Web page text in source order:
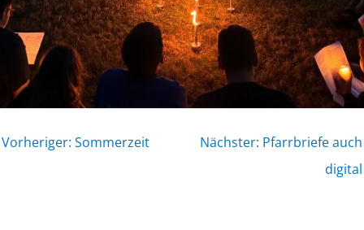
Vorheriger: Sommerzeit
Nächster: Pfarrbriefe auch
digital